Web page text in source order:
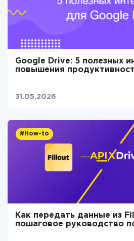
Google Drive: 5 полезных
повышения
31.05.2026
#How-to
Как передать данные из
пошаговое руководство